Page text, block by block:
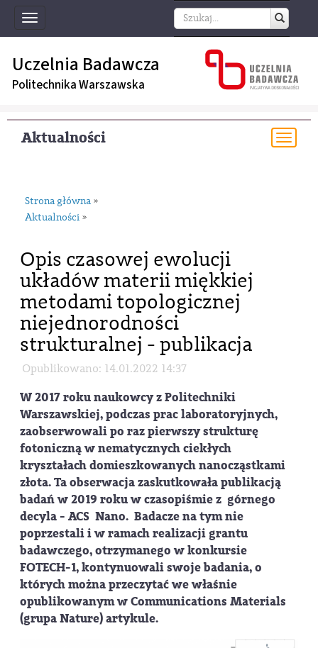
Toggle
navigation
Uczelnia Badawcza
Politechnika Warszawska
Aktualności
Strona główna »
Aktualności »
Opis czasowej ewolucji
układów materii miękkiej
metodami topologicznej
niejednorodności
strukturalnej - publikacja
Opublikowano: 14.01.2022 14:37
W 2017 roku naukowcy z Politechniki
Warszawskiej, podczas prac laboratoryjnych,
zaobserwowali po raz pierwszy strukturę
fotoniczną w nematycznych ciekłych
kryształach domieszkowanych nanocząstkami
złota. Ta obserwacja zaskutkowała publikacją
badań w 2019 roku w czasopiśmie z górnego
decyla - ACS Nano. Badacze na tym nie
poprzestali i w ramach realizacji grantu
badawczego, otrzymanego w konkursie
FOTECH-1, kontynuowali swoje badania, o
których można przeczytać we właśnie
opublikowanym w Communications Materials
(grupa Nature) artykule.